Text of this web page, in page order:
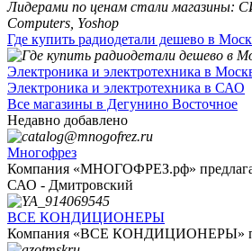
Где купить радиодетали дешево в
Электроника и электротехника в
Электроника и электротехника в САО
Все магазины в Дегунино Восточное
Недавно добавлено
Многофрез
Компания «МНОГОФРЕЗ.рф»
САО - Дмитровский
ВСЕ КОНДИЦИОНЕРЫ
Компания «ВСЕ КОНДИЦИОНЕРЫ»